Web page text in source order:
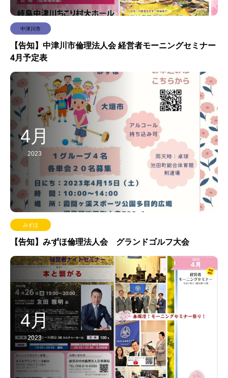
中津川市
【告知】中津川市倫理法人会 経営者モーニングセミナー
4月予定表
4月
2023
みずほ
【告知】みずほ倫理法人会 グランドゴルフ大会
4月
2023